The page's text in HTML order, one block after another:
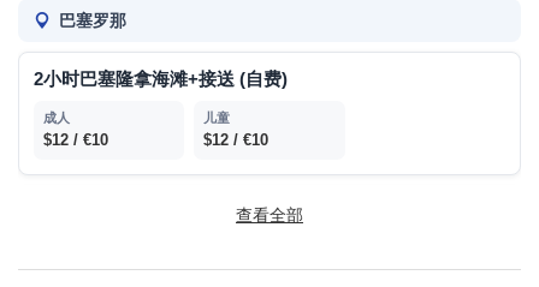
巴塞罗那
2小时巴塞隆拿海滩+接送 (自费)
$12 / €10 $12 / €10
查看全部